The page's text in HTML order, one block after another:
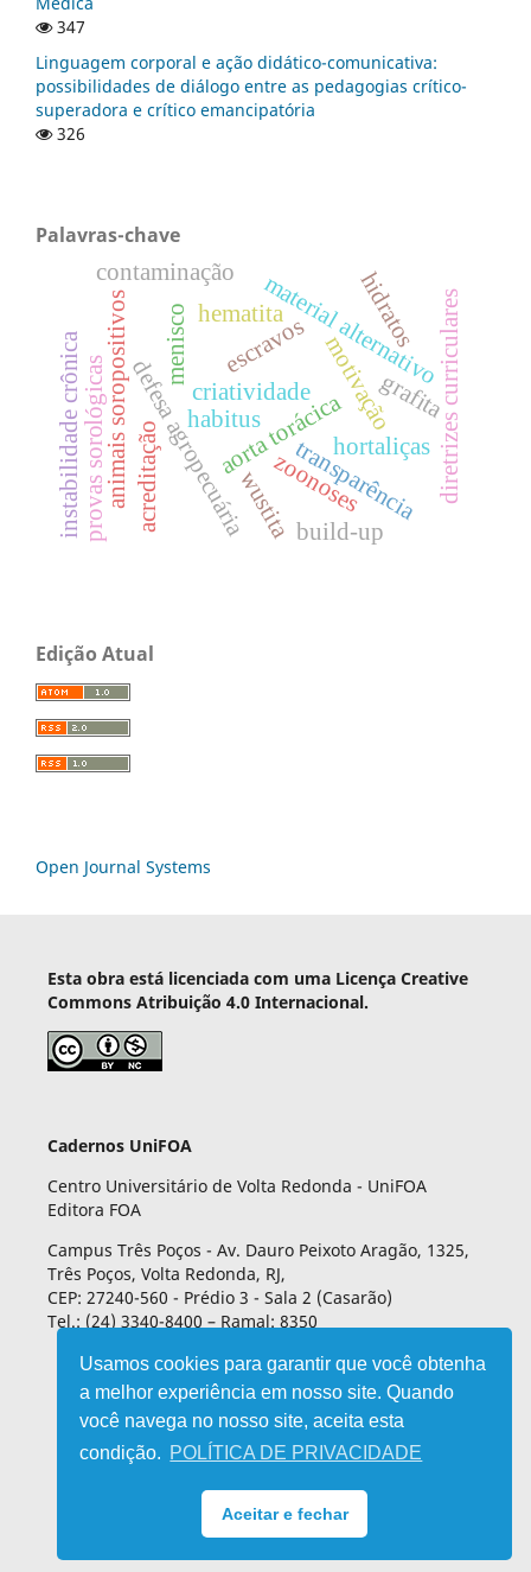
Usamos cookies para garantir que você obtenha
a melhor experiência em nosso site. Quando
você navega no nosso site, aceita esta
condição. POLÍTICA DE PRIVACIDADE
Aceitar e fechar
347
Linguagem corporal e ação didático-comunicativa:
possibilidades de diálogo entre as pedagogias crítico-
superadora e crítico emancipatória
326
Palavras-chave
transparência
aorta torácica
criatividade
material alternativo
motivação
zoonoses
defesa agropecuária
animais soropositivos
provas sorológicas wustita
instabilidade crônica menisco diretrizes curriculares
acreditação
escravos
hematita
hortaliças
contaminação
build-up
grafita
hidratos
habitus
Edição Atual
Open Journal Systems
Esta obra está licenciada com uma Licença Creative
Commons Atribuição 4.0 Internacional.
Cadernos UniFOA
Centro Universitário de Volta Redonda - UniFOA
Editora FOA
Campus Três Poços - Av. Dauro Peixoto Aragão, 1325,
Três Poços, Volta Redonda, RJ,
CEP: 27240-560 - Prédio 3 - Sala 2 (Casarão)
Tel.: (24) 3340-8400 – Ramal: 8350